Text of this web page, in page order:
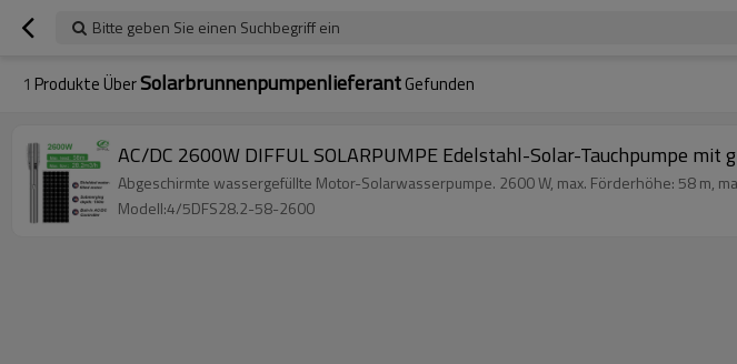
Bitte geben Sie einen Suchbegriff ein
1 Produkte ÜberSolarbrunnenpumpenlieferantGefunden
AC/DC 2600W DIFFUL SOLARPUMPE Edelstahl-Solar-Tauchpumpe
Abgeschirmte wassergefüllte Motor-Solarwasserpumpe. 2600 W, max. Förderhöhe: 58 m,
Modell:4/5DFS28.2-58-2600